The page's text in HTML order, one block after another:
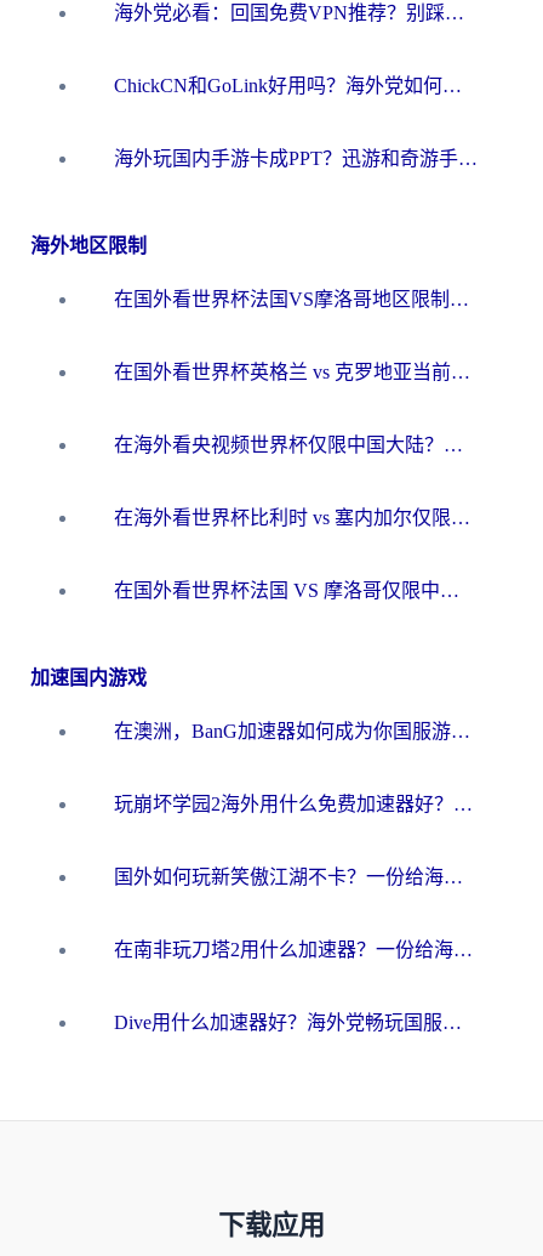
海外党必看：回国免费VPN推荐？别踩坑！教你选对加速器无缝刷国内资源
ChickCN和GoLink好用吗？海外党如何选对回国加速器
海外玩国内手游卡成PPT？迅游和奇游手游哪个好？一篇讲透回国加速器怎么选
海外地区限制
在国外看世界杯法国VS摩洛哥地区限制？这篇指南让你流畅看中文解说无压力
在国外看世界杯英格兰 vs 克罗地亚当前地区不可播放？这篇指南帮你搞定所有海外观赛难题
在海外看央视频世界杯仅限中国大陆？这篇指南帮你解锁中文解说+无卡顿直播
在海外看世界杯比利时 vs 塞内加尔仅限中国大陆？我找到了最流畅的中文解说之路
在国外看世界杯法国 VS 摩洛哥仅限中国大陆？海外党这样看中文解说赛事不卡顿
加速国内游戏
在澳洲，BanG加速器如何成为你国服游戏的“时光机”？
玩崩坏学园2海外用什么免费加速器好？2026海外党亲测国服游戏加速指南
国外如何玩新笑傲江湖不卡？一份给海外游子的终极网络指南
在南非玩刀塔2用什么加速器？一份给海外游子的终极生存指南
Dive用什么加速器好？海外党畅玩国服游戏的终极避坑指南
下载应用